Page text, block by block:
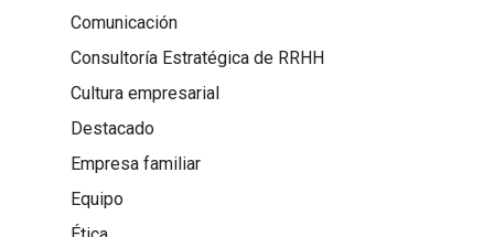
Comunicación
Consultoría Estratégica de RRHH
Cultura empresarial
Destacado
Empresa familiar
Equipo